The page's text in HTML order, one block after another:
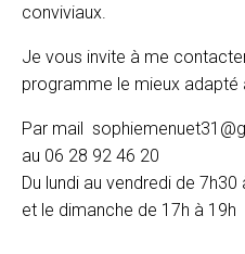
conviviaux.
Je vous invite à me
programme le mieux adapté
Par mail
au 06 28 92 46 20
Du lundi au vendredi de
et le dimanche de 17h à 19h